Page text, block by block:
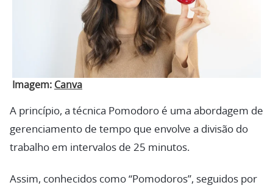
Imagem: Canva
A princípio, a técnica Pomodoro é uma abordagem de
gerenciamento de tempo que envolve a divisão do
trabalho em intervalos de 25 minutos.
Assim, conhecidos como “Pomodoros”, seguidos por